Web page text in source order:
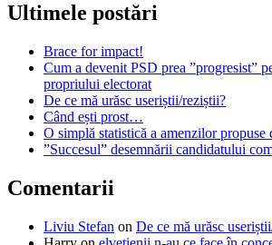
Ultimele postări
Brace for impact!
Cum a devenit PSD prea ”progresist”
propriului electorat
De ce mă urăsc useriștii/reziștii?
Când ești prost…
O simplă statistică a amenzilor propuse
”Succesul” desemnării candidatului
Comentarii
Liviu Stefan on De ce mă urăsc